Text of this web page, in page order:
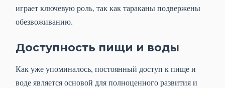
играет ключевую роль, так как тараканы подвержены
обезвоживанию.
Доступность пищи и воды
Как уже упоминалось, постоянный доступ к пище и
воде является основой для полноценного развития и